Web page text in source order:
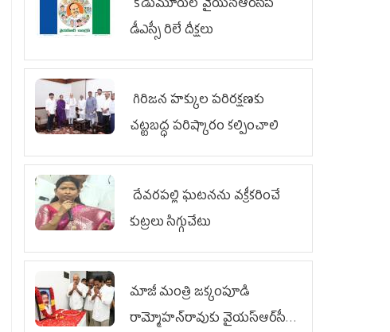
డీఎస్సీ రిలే దీక్షలు
గిరిజన హక్కుల పరిరక్షణకు
చట్టబద్ధ పరిష్కారం కల్పించాలి
దేవరపల్లి ఘటనను వక్రీకరించే
కుట్రలు సిగ్గుచేటు
మాజీ మంత్రి జక్కంపూడి
రామ్మోహన్‌రావుకు వైయ‌స్ఆర్‌సీపీ